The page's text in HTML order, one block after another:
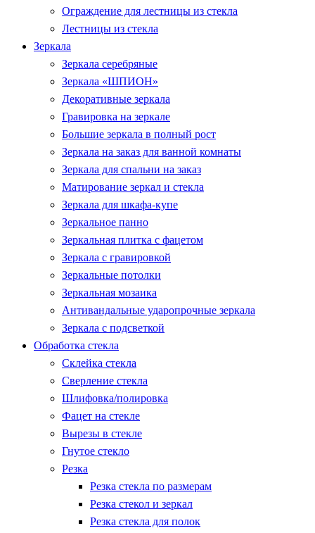
Ограждение для лестницы из стекла
Лестницы из стекла
Зеркала
Зеркала серебряные
Зеркала «ШПИОН»
Декоративные зеркала
Гравировка на зеркале
Большие зеркала в полный рост
Зеркала на заказ для ванной комнаты
Зеркала для спальни на заказ
Матирование зеркал и стекла
Зеркала для шкафа-купе
Зеркальное панно
Зеркальная плитка с фацетом
Зеркала с гравировкой
Зеркальные потолки
Зеркальная мозаика
Антивандальные ударопрочные зеркала
Зеркала с подсветкой
Обработка стекла
Склейка стекла
Сверление стекла
Шлифовка/полировка
Фацет на стекле
Вырезы в стекле
Гнутое стекло
Резка
Резка стекла по размерам
Резка стекол и зеркал
Резка стекла для полок